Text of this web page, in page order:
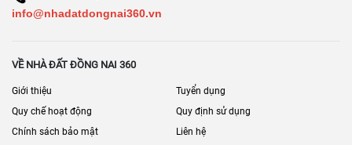
info@nhadatdongnai360.vn
VỀ NHÀ ĐẤT ĐỒNG NAI 360
Giới thiệu
Tuyển dụng
Quy chế hoạt động
Quy định sử dụng
Chính sách bảo mật
Liên hệ